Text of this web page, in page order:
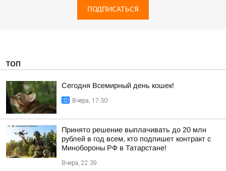
ПОДПИСАТЬСЯ
ТОП
Сегодня Всемирный день кошек!
Вчера, 17:30
Принято решение выплачивать до 20 млн
рублей в год всем, кто подпишет контракт с
Минобороны РФ в Татарстане!
Вчера, 22:39